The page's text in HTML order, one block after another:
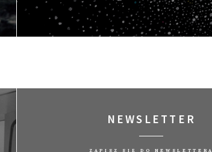
NEWSLETTER
ZAPISZ SIĘ DO NEWSLETTERA